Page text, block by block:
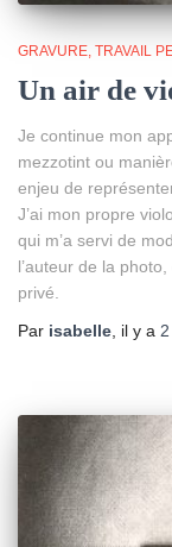
GRAVURE TRAVAIL
Un air de
Je continue mon
mezzotint ou
enjeu de
J’ai mon propre
qui m’a servi de
l’auteur de la
privé.
Par isabelle , il y a